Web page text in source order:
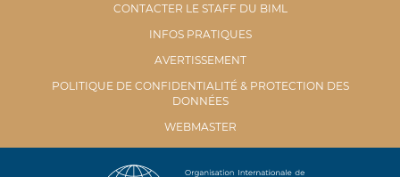
CONTACTER LE STAFF DU BIML
INFOS PRATIQUES
AVERTISSEMENT
POLITIQUE DE CONFIDENTIALITÉ & PROTECTION DES
DONNÉES
WEBMASTER